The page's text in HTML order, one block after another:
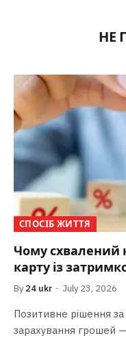
НЕ
СПОСІБ ЖИТТЯ
Чому схвалений
карту із
By 24 ukr July 23, 2026
Позитивне рішення
зарахування грошей